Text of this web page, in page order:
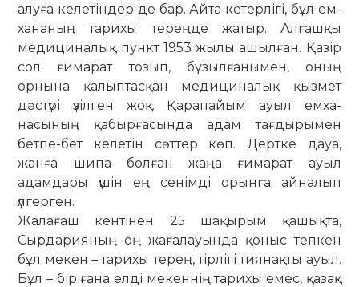
алуға ке­ле­тіндер де бар. Айта кетерлігі, бұл ем­­
хананың тарихы тереңде жатыр. Ал­ғашқы
медициналық пункт 1953 жылы ашылған. Қазір
сол ғимарат то­зып, бұ­зылғанымен, оның
орнына қа­лып­тасқан медициналық қызмет
дәс­түрі үзілген жоқ. Қарапайым ауыл емха­
насының қабырғасында адам тағ­ды­рымен
бетпе-бет келетін сәттер көп. Дертке дауа,
жанға шипа болған жа­ңа ғимарат ауыл
адамдары үшін ең се­німді орынға айналып
үлгерген.
Жалағаш кентінен 25 шақырым қа­­шық­та,
Сырдарияның оң жаға­ла­уын­да қоныс тепкен
бұл мекен – та­рихы терең, тірлігі тиянақты ауыл.
Бұл – бір ғана елді мекеннің та­рихы емес, қазақ